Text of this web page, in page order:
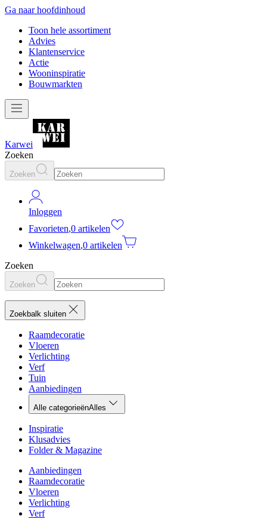
Ga naar hoofdinhoud
Toon hele assortiment
Advies
Klantenservice
Actie
Wooninspiratie
Bouwmarkten
Karwei
Zoeken
Zoeken
Inloggen
Favorieten,0 artikelen
Winkelwagen,0 artikelen
Zoeken
Zoeken
Zoekbalk sluiten
Raamdecoratie
Vloeren
Verlichting
Verf
Tuin
Aanbiedingen
Alle categorieënAlles
Inspiratie
Klusadvies
Folder & Magazine
Aanbiedingen
Raamdecoratie
Vloeren
Verlichting
Verf